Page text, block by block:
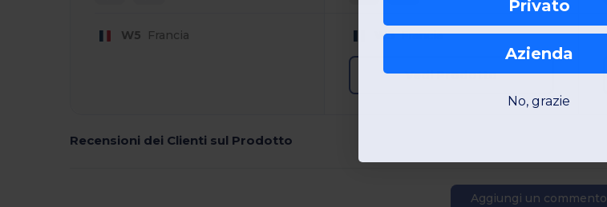
W5 Francia W5Francia
Vedi Prodotto
Recensioni dei Clienti sul Prodotto
Aggiungi un commento
Privato
Azienda
No, grazie